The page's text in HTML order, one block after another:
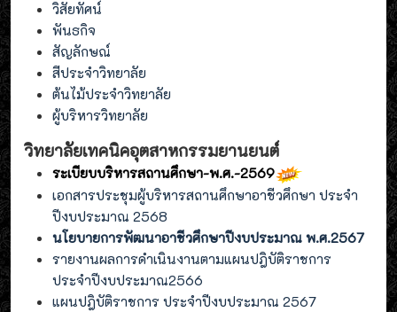
วิสัยทัศน์
พันธกิจ
สัญลักษณ์
สีประจำวิทยาลัย
ต้นไม้ประจำวิทยาลัย
ผู้บริหารวิทยาลัย
วิทยาลัยเทคนิคอุตสาหกรรมยานยนต์
ระเบียบบริหารสถานศึกษา-พ.ศ.-2569
เอกสารประชุมผู้บริหารสถานศึกษาอาชีวศึกษา ประจำ
ปีงบประมาณ 2568
นโยบายการพัฒนาอาชีวศึกษาปีงบประมาณ พ.ศ.2567
รายงานผลการดำเนินงานตามแผนปฎิบัติราชการ
ประจำปีงบประมาณ2566
แผนปฎิบัติราชการ ประจำปีงบประมาณ 2567